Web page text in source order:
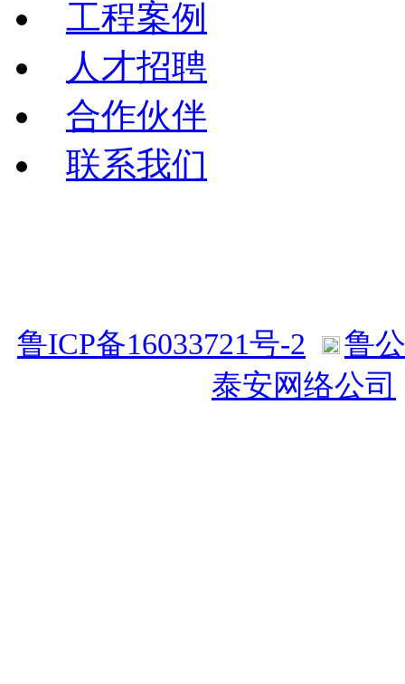
工程案例
人才招聘
合作伙伴
联系我们
鲁ICP备16033721号-2
鲁
泰安网络公司